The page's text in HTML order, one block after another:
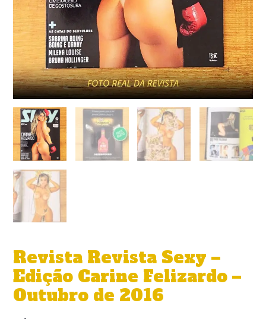
Revista Revista Sexy –
Edição Carine Felizardo –
Outubro de 2016